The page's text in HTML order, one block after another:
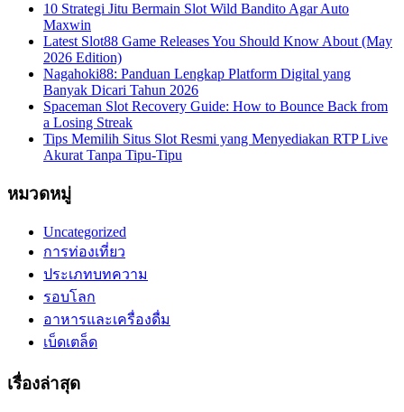
10 Strategi Jitu Bermain Slot Wild Bandito Agar Auto
Maxwin
Latest Slot88 Game Releases You Should Know About (May
2026 Edition)
Nagahoki88: Panduan Lengkap Platform Digital yang
Banyak Dicari Tahun 2026
Spaceman Slot Recovery Guide: How to Bounce Back from
a Losing Streak
Tips Memilih Situs Slot Resmi yang Menyediakan RTP Live
Akurat Tanpa Tipu-Tipu
หมวดหมู่
Uncategorized
การท่องเที่ยว
ประเภทบทความ
รอบโลก
อาหารและเครื่องดื่ม
เบ็ดเตล็ด
เรื่องล่าสุด